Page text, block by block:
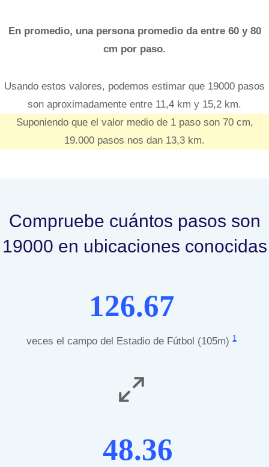
En promedio, una persona promedio da entre 60 y 80
cm por paso.
Usando estos valores, podemos estimar que 19000 pasos
son aproximadamente entre 11,4 km y 15,2 km.
Suponiendo que el valor medio de 1 paso son 70 cm,
19.000 pasos nos dan 13,3 km.
Compruebe cuántos pasos son
19000 en ubicaciones conocidas
126.67
veces el campo del Estadio de Fútbol (105m) 1
48.36